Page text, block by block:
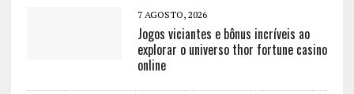
7 AGOSTO, 2026
Jogos viciantes e bônus incríveis ao
explorar o universo thor fortune casino
online